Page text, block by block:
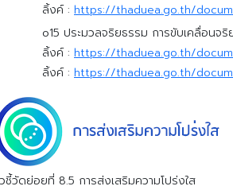
ลิ้งค์ : https://thaduea.go.th/
o15 ประมวลจริยธรรม การขับเคลื่อนจริ
ลิ้งค์ : https://thaduea.go.th/
ลิ้งค์ : https://thaduea.go.th/
ชี้วัดย่อยที่ 8.5 การส่งเสริมความโปร่งใส